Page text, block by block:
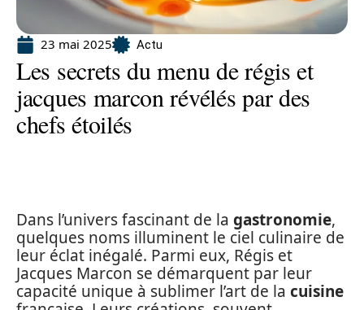
23 mai 2025 Actu
Les secrets du menu de régis et
jacques marcon révélés par des
chefs étoilés
Dans l’univers fascinant de la gastronomie,
quelques noms illuminent le ciel culinaire de
leur éclat inégalé. Parmi eux, Régis et
Jacques Marcon se démarquent par leur
capacité unique à sublimer l’art de la cuisine